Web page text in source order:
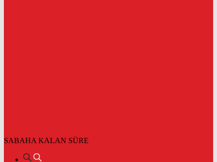
SABAHA KALAN SÜRE